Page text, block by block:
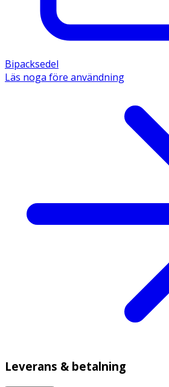
Bipacksedel
Läs noga före användning
Leverans & betalning